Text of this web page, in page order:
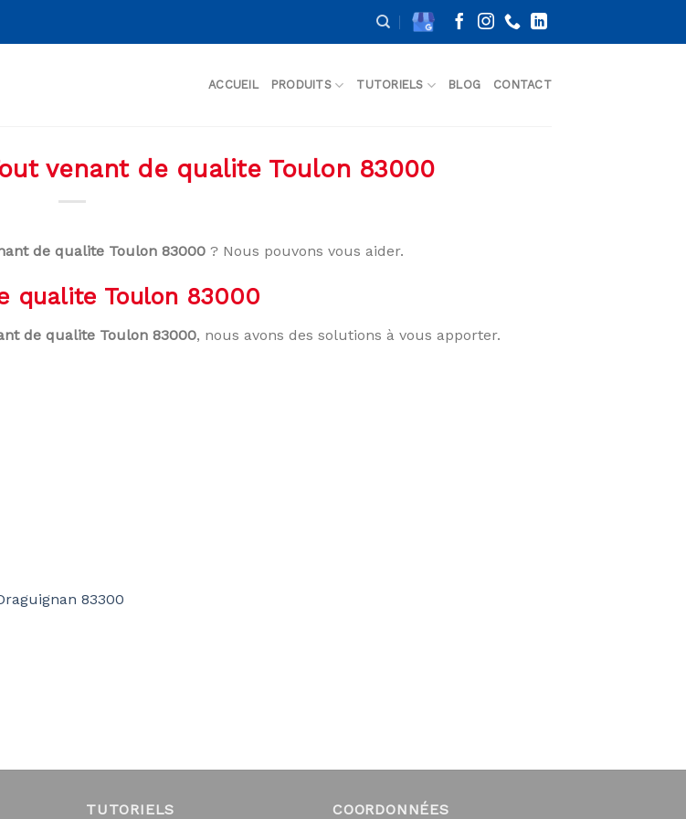
ACCUEIL PRODUITS TUTORIELS BLOG CONTACT
venant de qualite Toulon 83000
de qualite Toulon 83000 ? Nous pouvons vous aider.
qualite Toulon 83000
de qualite Toulon 83000, nous avons des solutions à vous apporter.
83300
TUTORIELS COORDONNÉES